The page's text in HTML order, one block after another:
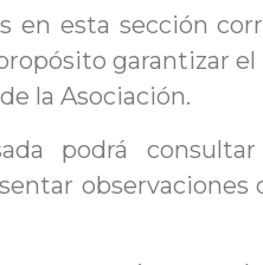
en esta sección
garantizar
la Asociación.
podrá